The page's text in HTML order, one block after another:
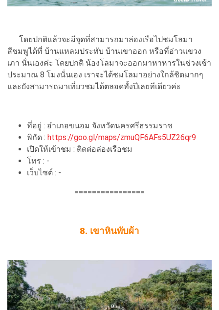
โดยปกติแล้วจะมีจุดที่สามารถมาล่องเรือไปชมโลมา
สีชมพูได้ที่ บ้านแหลมประทับ บ้านเขาออก หรือที่อ่าวแขวง
เภา นั่นเองค่ะ โดยปกติ น้องโลมาจะออกมาหาหารในช่วงเช้า
ประมาณ 8 โมงนั่นเอง เราจะได้ชมโลมาอย่างใกล้ชิดมากๆ
และยังสามารถมาเที่ยวชมได้ตลอดทั้งปีเลยทีเดียวค่ะ
ที่อยู่ : อำเภอขนอม จังหวัดนครศรีธรรมราช
พิกัด : https://goo.gl/maps/zmuQF6AFs5UZ26qr9
เปิดให้เข้าชม : ติดต่อล่องเรือชม
โทร : -
เว็บไซต์ : -
================
8. เขาหินพับผ้า